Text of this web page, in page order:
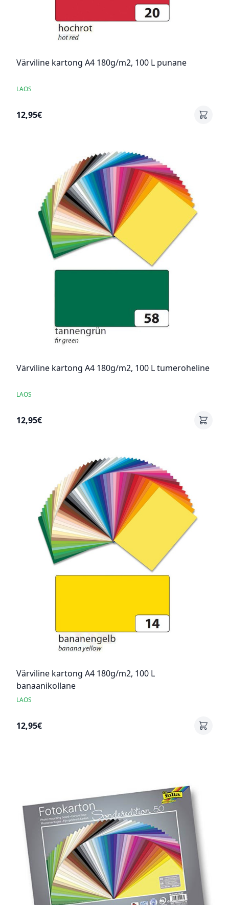
Värviline kartong A4 180g/m2, 100 L punane
LAOS
12,95€
Värviline kartong A4 180g/m2, 100 L tumeroheline
LAOS
12,95€
Värviline kartong A4 180g/m2, 100 L
banaanikollane
LAOS
12,95€